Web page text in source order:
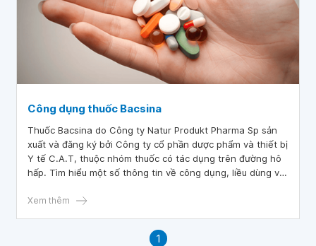
Công dụng thuốc Bacsina
Thuốc Bacsina do Công ty Natur Produkt Pharma Sp sản
xuất và đăng ký bởi Công ty cổ phần dược phẩm và thiết bị
Y tế C.A.T, thuộc nhóm thuốc có tác dụng trên đường hô
hấp. Tìm hiểu một số thông tin về công dụng, liều dùng và
an toàn.
Xem thêm
1